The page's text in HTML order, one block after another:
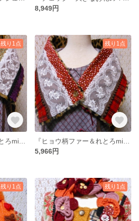
8,949円
残り1点 残り1点
5,966円
残り1点 残り1点